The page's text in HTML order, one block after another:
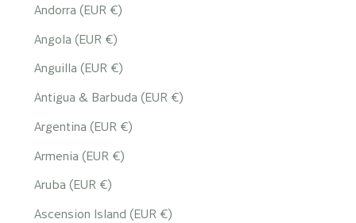
Andorra (EUR €)
Angola (EUR €)
Anguilla (EUR €)
Antigua & Barbuda (EUR €)
Argentina (EUR €)
Armenia (EUR €)
Aruba (EUR €)
Ascension Island (EUR €)